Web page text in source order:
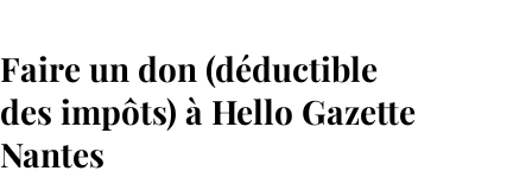
Faire un don (déductible
des impôts) à Hello Gazette
Nantes